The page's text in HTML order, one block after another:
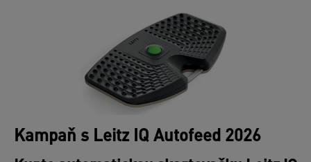
Kampaň s Leitz IQ Autofeed 2026